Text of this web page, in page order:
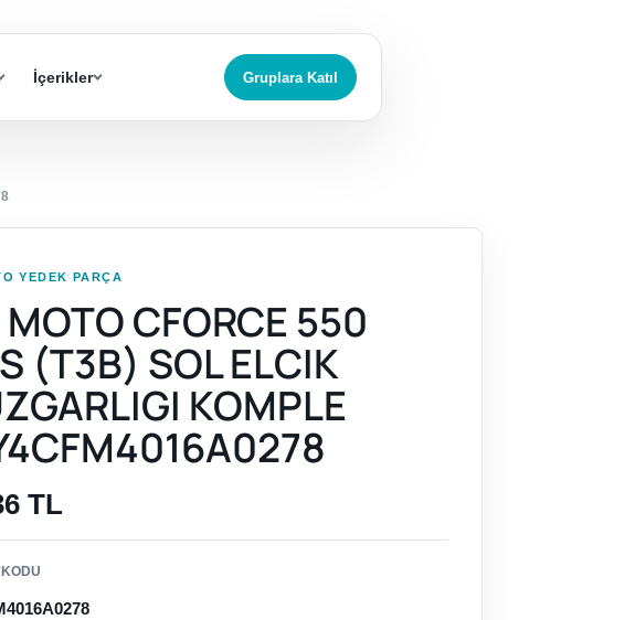
İçerikler Gruplara Katıl
YEDEK PARÇA
MOTO CFORCE 550
(T3B) SOL ELCIK
KOMPLE
TL